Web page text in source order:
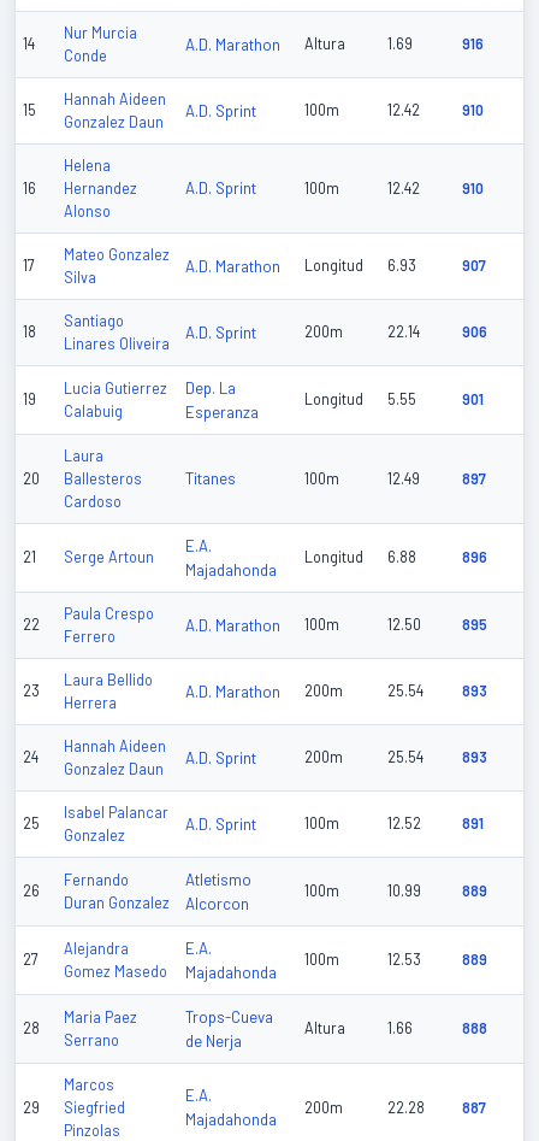
14
Nur Murcia
Conde
A.D. Marathon Altura 1.69 916
15
Hannah Aideen
Gonzalez Daun
A.D. Sprint 100m 12.42 910
16
Helena
Hernandez
Alonso
A.D. Sprint 100m 12.42 910
17
Mateo Gonzalez
Silva
A.D. Marathon Longitud 6.93 907
18
Santiago
Linares Oliveira
A.D. Sprint 200m 22.14 906
19
Lucia Gutierrez
Calabuig
Dep. La
Esperanza
Longitud 5.55 901
20
Laura
Ballesteros
Cardoso
Titanes 100m 12.49 897
21 Serge Artoun
E.A.
Majadahonda
Longitud 6.88 896
22
Paula Crespo
Ferrero
A.D. Marathon 100m 12.50 895
23
Laura Bellido
Herrera
A.D. Marathon 200m 25.54 893
24
Hannah Aideen
Gonzalez Daun
A.D. Sprint 200m 25.54 893
25
Isabel Palancar
Gonzalez
A.D. Sprint 100m 12.52 891
26
Fernando
Duran Gonzalez
Atletismo
Alcorcon
100m 10.99 889
27
Alejandra
Gomez Masedo
E.A.
Majadahonda
100m 12.53 889
28
Maria Paez
Serrano
Trops-Cueva
de Nerja
Altura 1.66 888
29
Marcos
Siegfried
Pinzolas
E.A.
Majadahonda
200m 22.28 887